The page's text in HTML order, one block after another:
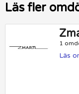
Läs fler
1
Läs